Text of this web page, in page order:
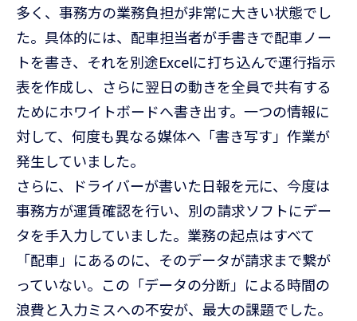
多く、事務方の業務負担が非常に大きい状態でし
た。具体的には、配車担当者が手書きで配車ノー
トを書き、それを別途Excelに打ち込んで運行指示
表を作成し、さらに翌日の動きを全員で共有する
ためにホワイトボードへ書き出す。一つの情報に
対して、何度も異なる媒体へ「書き写す」作業が
発生していました。
さらに、ドライバーが書いた日報を元に、今度は
事務方が運賃確認を行い、別の請求ソフトにデー
タを手入力していました。業務の起点はすべて
「配車」にあるのに、そのデータが請求まで繋が
っていない。この「データの分断」による時間の
浪費と入力ミスへの不安が、最大の課題でした。